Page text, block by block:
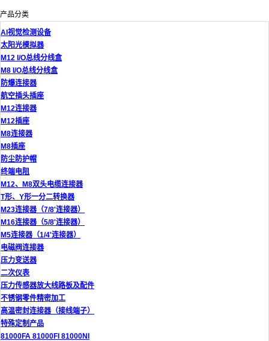
产品分类
AI视觉检测设备
太阳光模拟器
M12 I/O总线分线盒
M8 I/O总线分线盒
防爆连接器
航空插头插座
M12连接器
M12插座
M8连接器
M8插座
防尘防护帽
终端电阻
M12、M8双头电缆连接器
T形、Y形一分二转换器
M23连接器（7/8'连接器）
M16连接器（5/8'连接器）
M5连接器（1/4'连接器）
电磁阀连接器
压力变送器
二次仪表
压力传感器放大线路板及配件
不锈钢零件精密加工
高温密封连接器（接线端子）
特殊定制产品
81000FA 81000FI 81000NI